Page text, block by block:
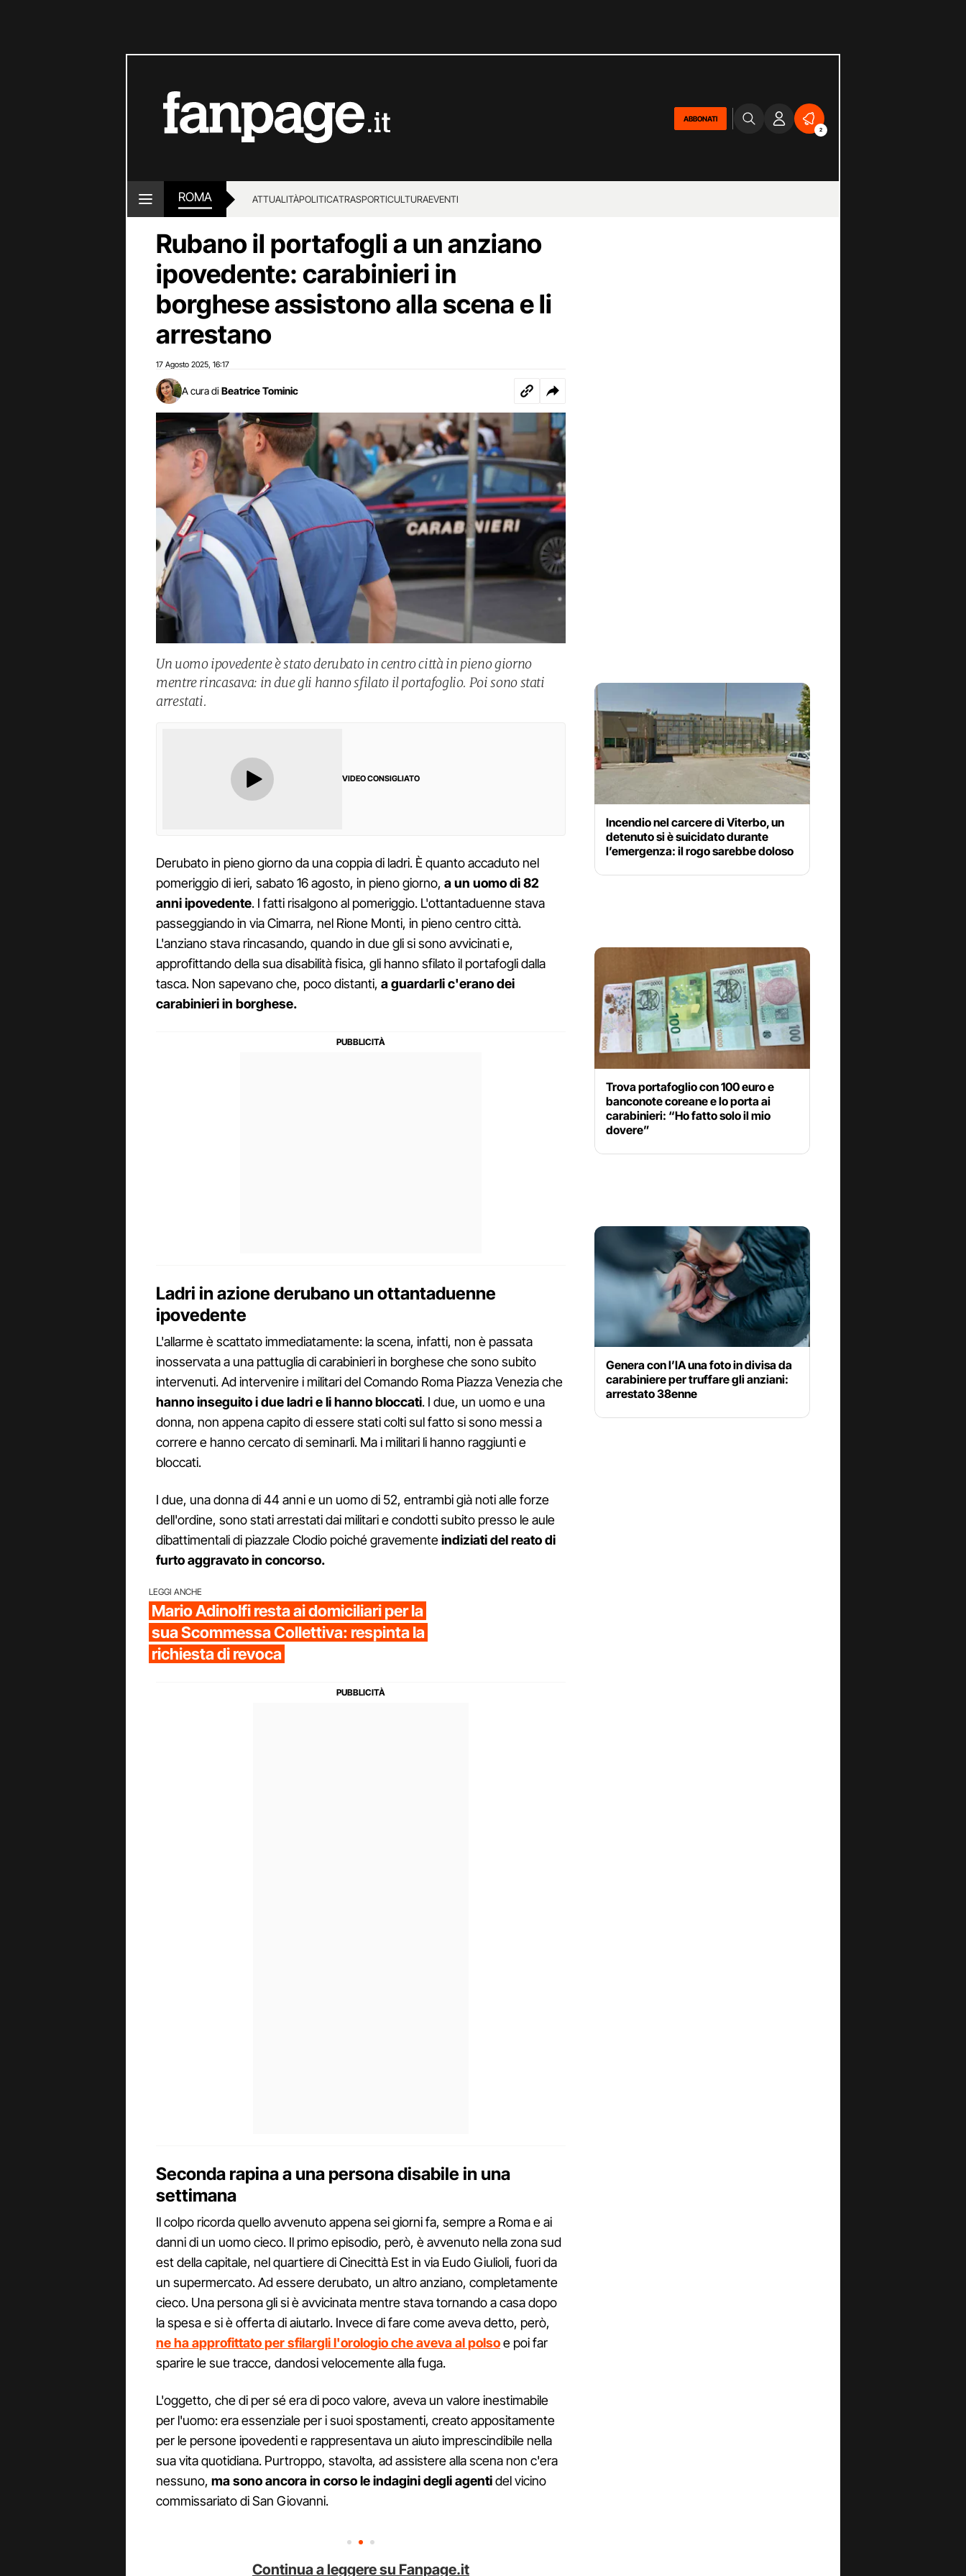
ABBONATI
2
ROMA ATTUALITÀPOLITICATRASPORTICULTURAEVENTI
Rubano il portafogli a un anziano
ipovedente: carabinieri in
borghese assistono alla scena e li
arrestano
17 Agosto 2025 16:17
A cura di Beatrice Tominic
Un uomo ipovedente è stato derubato in centro città in pieno giorno
mentre rincasava: in due gli hanno sfilato il portafoglio. Poi sono stati
arrestati.
VIDEO CONSIGLIATO
Derubato in pieno giorno da una coppia di ladri. È quanto accaduto nel
pomeriggio di ieri, sabato 16 agosto, in pieno giorno, a un uomo di 82
anni ipovedente. I fatti risalgono al pomeriggio. L'ottantaduenne stava
passeggiando in via Cimarra, nel Rione Monti, in pieno centro città.
L'anziano stava rincasando, quando in due gli si sono avvicinati e,
approfittando della sua disabilità fisica, gli hanno sfilato il portafogli dalla
tasca. Non sapevano che, poco distanti, a guardarli c'erano dei
carabinieri in borghese.
Ladri in azione derubano un ottantaduenne
ipovedente
L'allarme è scattato immediatamente: la scena, infatti, non è passata
inosservata a una pattuglia di carabinieri in borghese che sono subito
intervenuti. Ad intervenire i militari del Comando Roma Piazza Venezia che
hanno inseguito i due ladri e li hanno bloccati. I due, un uomo e una
donna, non appena capito di essere stati colti sul fatto si sono messi a
correre e hanno cercato di seminarli. Ma i militari li hanno raggiunti e
bloccati.
I due, una donna di 44 anni e un uomo di 52, entrambi già noti alle forze
dell'ordine, sono stati arrestati dai militari e condotti subito presso le aule
dibattimentali di piazzale Clodio poiché gravementeindiziati del reato di
furto aggravato in concorso.
LEGGI ANCHE
Mario Adinolfi resta ai domiciliari per la
sua Scommessa Collettiva: respinta la
richiesta di revoca
Seconda rapina a una persona disabile in una
settimana
Il colpo ricorda quello avvenuto appena sei giorni fa, sempre a Roma e ai
danni di un uomo cieco. Il primo episodio, però, è avvenuto nella zona sud
est della capitale, nel quartiere di Cinecittà Est in via Eudo Giulioli, fuori da
un supermercato. Ad essere derubato, un altro anziano, completamente
cieco. Una persona gli si è avvicinata mentre stava tornando a casa dopo
la spesa e si è offerta di aiutarlo. Invece di fare come aveva detto, però,
ne ha approfittato per sfilargli l'orologio che aveva al polsoe poi far
sparire le sue tracce, dandosi velocemente alla fuga.
L'oggetto, che di per sé era di poco valore, aveva un valore inestimabile
per l'uomo: era essenziale per i suoi spostamenti, creato appositamente
per le persone ipovedenti e rappresentava un aiuto imprescindibile nella
sua vita quotidiana. Purtroppo, stavolta, ad assistere alla scena non c'era
nessuno, ma sono ancora in corso le indagini degli agentidel vicino
commissariato di San Giovanni.
Continua a leggere su Fanpage.it
Incendio nel carcere di Viterbo, un
detenuto si è suicidato durante
l’emergenza: il rogo sarebbe doloso
Trova portafoglio con 100 euro e
banconote coreane e lo porta ai
carabinieri: “Ho fatto solo il mio
dovere”
Genera con l’IA una foto in divisa da
carabiniere per truffare gli anziani:
arrestato 38enne